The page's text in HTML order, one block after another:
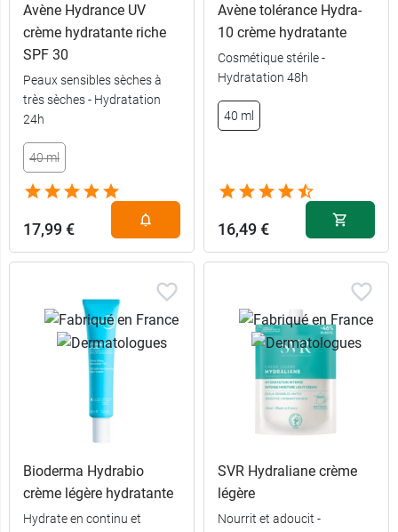
Avène Hydrance UV
crème hydratante riche
SPF 30
Peaux sensibles sèches à
très sèches - Hydratation
24h
40 ml
17,99 €
Avène tolérance Hydra-
10 crème hydratante
Cosmétique stérile -
Hydratation 48h
40 ml
16,49 €
Bioderma Hydrabio
crème légère hydratante
Hydrate en continu et
SVR Hydraliane crème
légère
Nourrit et adoucit -